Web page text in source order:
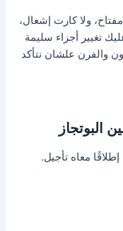
ولا كارت إشعال،
تغيير أجزاء سليمة
والفرن علشان نتأكد
معاه تأجيل.